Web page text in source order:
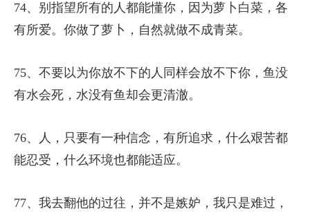
74、别指望所有的人都能懂你，因为萝卜白菜，各
有所爱。你做了萝卜，自然就做不成青菜。
75、不要以为你放不下的人同样会放不下你，鱼没
有水会死，水没有鱼却会更清澈。
76、人，只要有一种信念，有所追求，什么艰苦都
能忍受，什么环境也都能适应。
77、我去翻他的过往，并不是嫉妒，我只是难过，